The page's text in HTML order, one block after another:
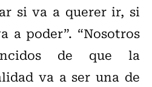
si va a querer ir, si
a poder”. “Nosotros
de que la
va a ser una de